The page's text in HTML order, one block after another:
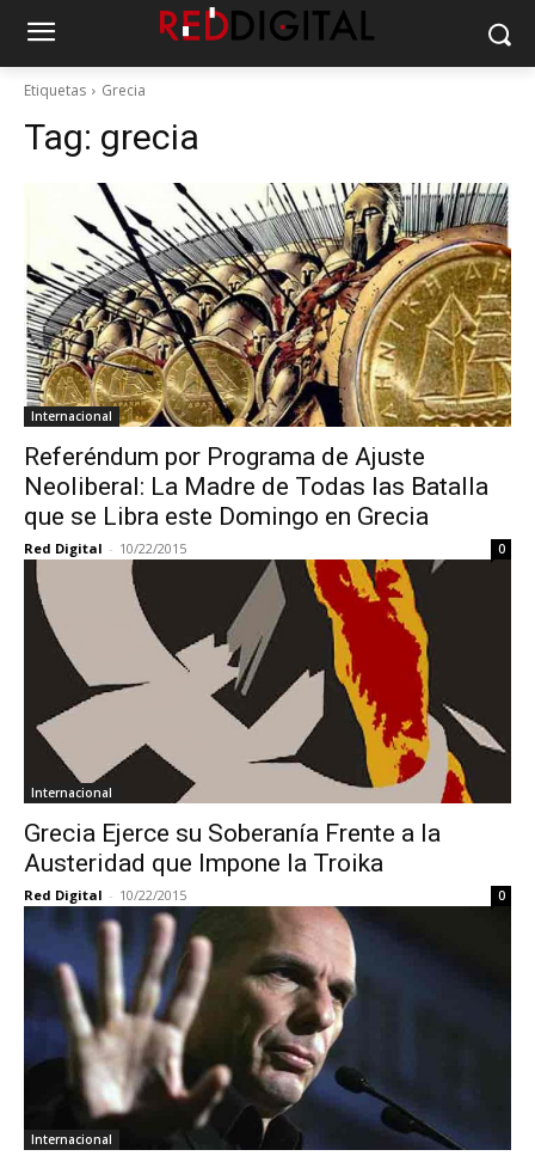
Etiquetas Grecia
Tag: grecia
Internacional
Referéndum por Programa de Ajuste
Neoliberal: La Madre de Todas las Batalla
que se Libra este Domingo en Grecia
Red Digital - 10/22/2015 0
Internacional
Grecia Ejerce su Soberanía Frente a la
Austeridad que Impone la Troika
Red Digital - 10/22/2015 0
Internacional